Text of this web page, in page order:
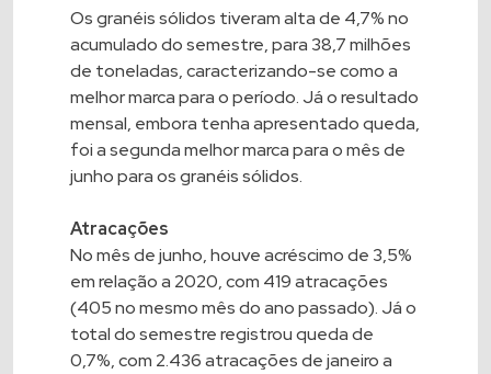
Os granéis sólidos tiveram alta de 4,7% no
acumulado do semestre, para 38,7 milhões
de toneladas, caracterizando-se como a
melhor marca para o período. Já o resultado
mensal, embora tenha apresentado queda,
foi a segunda melhor marca para o mês de
junho para os granéis sólidos.
Atracações
No mês de junho, houve acréscimo de 3,5%
em relação a 2020, com 419 atracações
(405 no mesmo mês do ano passado). Já o
total do semestre registrou queda de
0,7%, com 2.436 atracações de janeiro a